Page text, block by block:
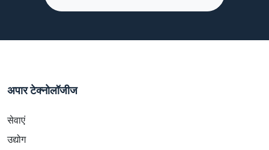
अपार टेक्नोलॉजीज
सेवाएं
उद्योग